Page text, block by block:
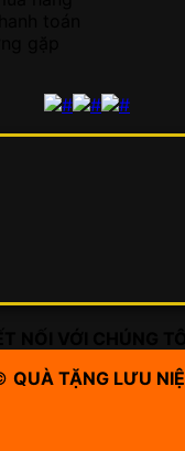
QUÀ TẶNG LƯU